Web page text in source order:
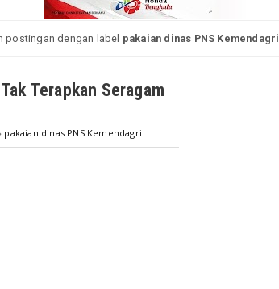
postingan dengan label pakaian dinas PNS Kemendagri
Terapkan Seragam
pakaian dinas PNS Kemendagri